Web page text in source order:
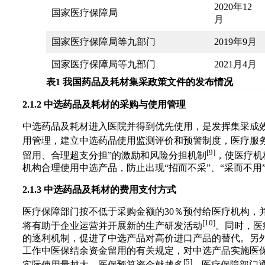
国家医疗保障局
2020年12
月
国家医疗保障局等九部门 2019年9月
国家医疗保障局等九部门
2021月4月
表1 我国药品及耗材集采政策文件的发布情况
2.1.2 中选药品及耗材的采购与使用管理
中选药品及耗材进入医院并得到优先使用，是发挥集采
用管理，建立中选药品使用监测评价和预警制度，医疗
留用、合理超支分担”的激励和风险分担机制 [9] ，使医疗
机构合理使用中选产品，防止出现“招而不采”、“采而不
2.1.3 中选药品及耗材的费用支付方式
医疗保障部门按不低于采购金额的30％预付给医疗机构
将有助于企业运营并开展新的生产研发活动[10]。同时，
的逐利机制，促进了中选产品对高价进口产品的替代。
工作中医保结余资金留用的有关规定，对中选产品实施
[5]